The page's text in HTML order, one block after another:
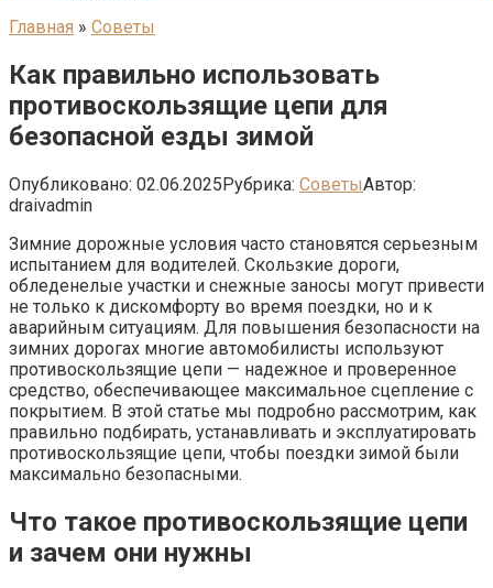
Главная » Советы
Как правильно использовать
противоскользящие цепи для
безопасной езды зимой
Опубликовано: 02.06.2025Рубрика: СоветыАвтор:
draivadmin
Зимние дорожные условия часто становятся серьезным
испытанием для водителей. Скользкие дороги,
обледенелые участки и снежные заносы могут привести
не только к дискомфорту во время поездки, но и к
аварийным ситуациям. Для повышения безопасности на
зимних дорогах многие автомобилисты используют
противоскользящие цепи — надежное и проверенное
средство, обеспечивающее максимальное сцепление с
покрытием. В этой статье мы подробно рассмотрим, как
правильно подбирать, устанавливать и эксплуатировать
противоскользящие цепи, чтобы поездки зимой были
максимально безопасными.
Что такое противоскользящие цепи
и зачем они нужны